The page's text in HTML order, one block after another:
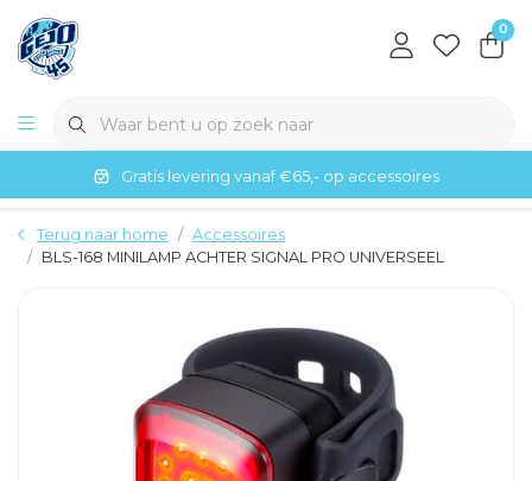
0
Gratis levering vanaf €65,- op accessoires
Terug naar home
Accessoires
BLS-168 MINILAMP ACHTER SIGNAL PRO UNIVERSEEL